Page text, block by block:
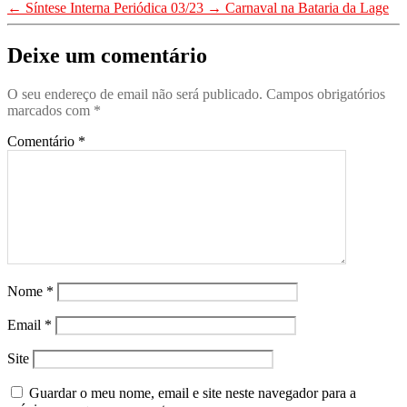
Artigos 2024,
Artigos em Destaque
Artigos 2022,
Artigos 2024,
(0)
Artigos 2024,
(0)
-Efemerides,
Artigos 2022,
Artigos em Destaque
, Notícias
← Síntese Interna Periódica 03/23 → Carnaval na Bataria da Lage
Deixe um comentário
O seu endereço de email não será publicado. Campos obrigatórios
marcados com *
Comentário *
Nome *
Email *
Site
Guardar o meu nome, email e site neste navegador para a